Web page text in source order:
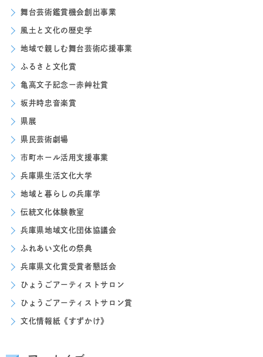
舞台芸術鑑賞機会創出事業
風土と文化の歴史学
地域で親しむ舞台芸術応援事業
ふるさと文化賞
亀高文子記念ー赤艸社賞
坂井時忠音楽賞
県展
県民芸術劇場
市町ホール活用支援事業
兵庫県生活文化大学
地域と暮らしの兵庫学
伝統文化体験教室
兵庫県地域文化団体協議会
ふれあい文化の祭典
兵庫県文化賞受賞者懇話会
ひょうごアーティストサロン
ひょうごアーティストサロン賞
文化情報紙《すずかけ》